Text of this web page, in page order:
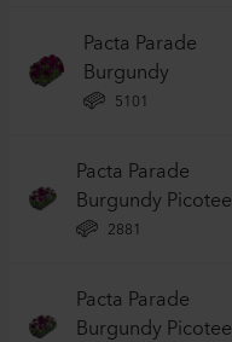
Pacta Parade
Burgundy
5101
Pacta Parade
Burgundy Picotee
2881
Pacta Parade
Burgundy Picotee